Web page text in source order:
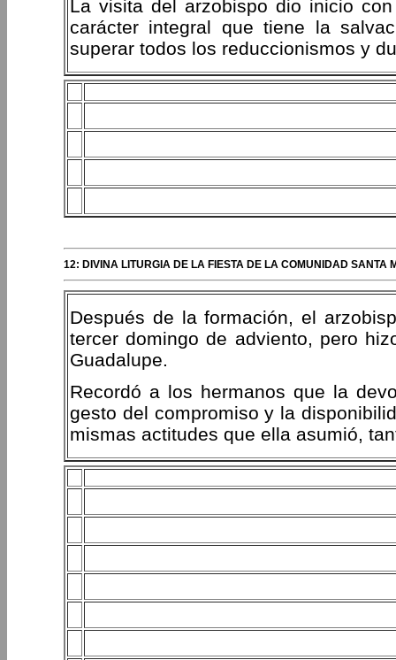
La visita del arzobispo dio inicio
carácter integral que tiene la
superar todos los reduccionismos y
12: DIVINA LITURGIA DE LA FIESTA DE LA COMUNIDAD SANTA
Después de la formación, el
tercer domingo de adviento, pero
Guadalupe.
Recordó a los hermanos que la
gesto del compromiso y la
mismas actitudes que ella asumió,